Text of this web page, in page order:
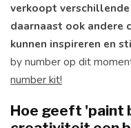
verkoopt
daarnaast ook andere
kunnen inspireren en
by number op dit
number kit!
Hoe geeft 'paint